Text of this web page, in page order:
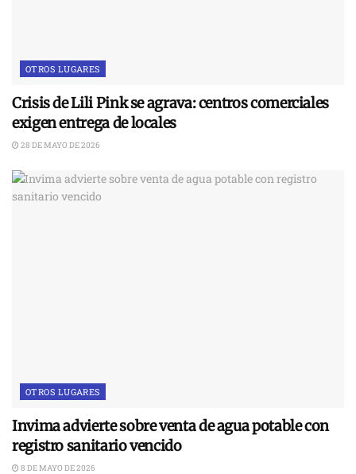
OTROS LUGARES
Crisis de Lili Pink se agrava: centros comerciales
exigen entrega de locales
28 DE MAYO DE 2026
OTROS LUGARES
Invima advierte sobre venta de agua potable con
registro sanitario vencido
8 DE MAYO DE 2026